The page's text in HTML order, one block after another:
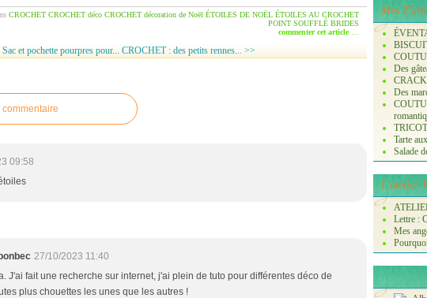
i
s
CROCHET CROCHET déco CROCHET décoration de Noël ÉTOILES DE NOËL ÉTOILES AU CROCHET
POINT SOUFFLÉ BRIDES
commenter cet article
et pochette pourpres pour... CROCHET : des petits rennes... >>
09:58
27/10/2023 11:40
J'ai fait une recherche sur internet, j'ai plein de tuto pour différentes déco de
plus chouettes les unes que les autres !
Mes
Des
Des
Tarte
Salade
L'atelier-
Lettre :
Mes